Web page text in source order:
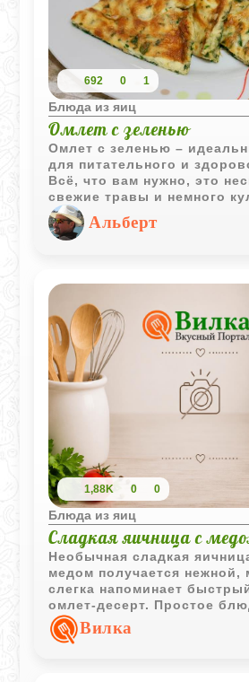
692 0 1
Блюда из яиц
Омлет с зеленью
Омлет с зеленью –
для питательного и
Всё, что вам нужно, это
свежие травы и немного
фантазии. Приготовление
несколько минут, но
приятно удивит!
Альберт
1,88K 0 0
Блюда из яиц
Сладкая яичница с
Необычная сладкая
медом получается нежной,
слегка напоминает
омлет-десерт. Простое
завтрака, когда хочется
нестандартного.
Вилка